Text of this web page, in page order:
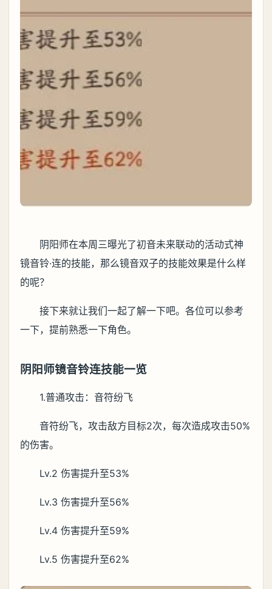
阴阳师在本周三曝光了初音未来联动的活动式神
镜音铃·连的技能，那么镜音双子的技能效果是什么样
的呢？
接下来就让我们一起了解一下吧。各位可以参考
一下，提前熟悉一下角色。
阴阳师镜音铃连技能一览
1.普通攻击：音符纷飞
音符纷飞，攻击敌方目标2次，每次造成攻击50%
的伤害。
Lv.2 伤害提升至53%
Lv.3 伤害提升至56%
Lv.4 伤害提升至59%
Lv.5 伤害提升至62%